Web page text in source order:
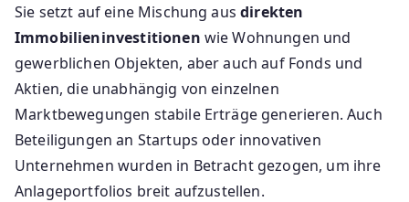
Sie setzt auf eine Mischung ausdirekten
Immobilieninvestitionen wie Wohnungen und
gewerblichen Objekten, aber auch auf Fonds und
Aktien, die unabhängig von einzelnen
Marktbewegungen stabile Erträge generieren. Auch
Beteiligungen an Startups oder innovativen
Unternehmen wurden in Betracht gezogen, um ihre
Anlageportfolios breit aufzustellen.